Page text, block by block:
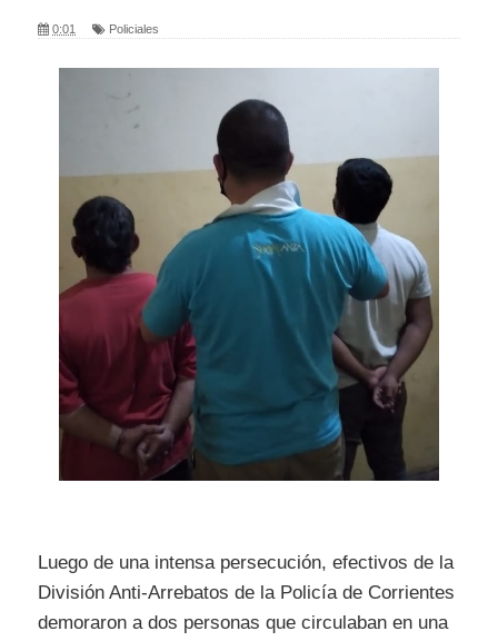
0:01 Policiales
Luego de una intensa persecución, efectivos de la
División Anti-Arrebatos de la Policía de Corrientes
demoraron a dos personas que circulaban en una